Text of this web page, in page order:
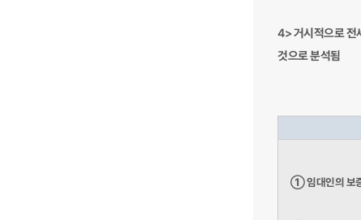
4>거시적으로 전
것으로 분석됨
①임대인의 보